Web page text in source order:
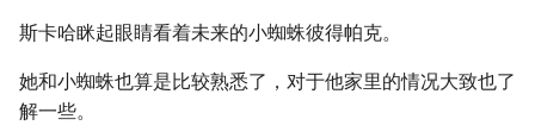
斯卡哈眯起眼睛看着未来的小蜘蛛彼得帕克。
她和小蜘蛛也算是比较熟悉了，对于他家里的情况大致也了
解一些。